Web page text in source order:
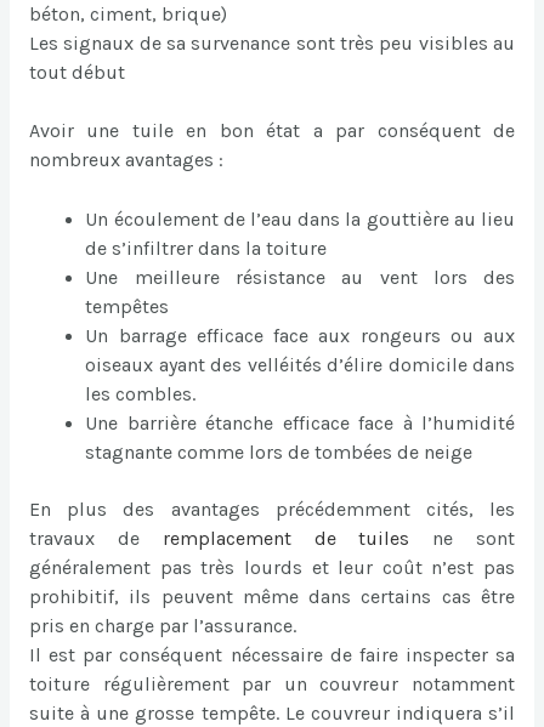
béton, ciment, brique)
Les signaux de sa survenance sont très peu visibles au
tout début
Avoir une tuile en bon état a par conséquent de
nombreux avantages :
Un écoulement de l’eau dans la gouttière au lieu
de s’infiltrer dans la toiture
Une meilleure résistance au vent lors des
tempêtes
Un barrage efficace face aux rongeurs ou aux
oiseaux ayant des velléités d’élire domicile dans
les combles.
Une barrière étanche efficace face à l’humidité
stagnante comme lors de tombées de neige
En plus des avantages précédemment cités, les
travaux de
remplacement de tuiles
ne sont
généralement pas très lourds et leur coût n’est pas
prohibitif, ils peuvent même dans certains cas être
pris en charge par l’assurance.
Il est par conséquent nécessaire de faire inspecter sa
toiture régulièrement par un couvreur notamment
suite à une grosse tempête. Le couvreur indiquera s’il